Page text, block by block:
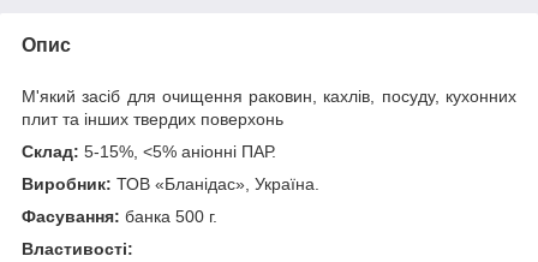
Опис
М'який засіб для очищення раковин, кахлів, посуду, кухонних
плит та інших твердих поверхонь
Склад: 5-15%, <5% аніонні ПАР.
Виробник: ТОВ «Бланідас», Україна.
Фасування: банка 500 г.
Властивості: